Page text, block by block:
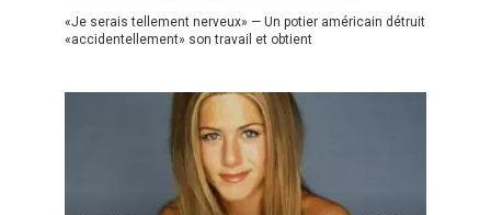
«Je serais tellement nerveux» — Un potier américain détruit
«accidentellement» son travail et obtient